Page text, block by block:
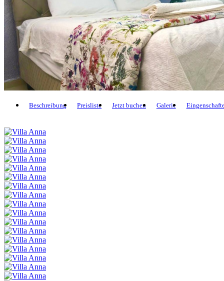
Beschreibung Preisliste Jetzt buchen Galerie